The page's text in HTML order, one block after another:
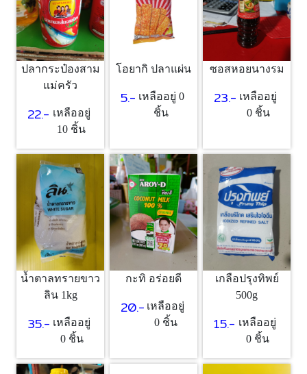
ปลากระป๋องสาม
แม่ครัว
22.- เหลืออยู่
10 ชิ้น
โอยากิ ปลาแผ่น
5.- เหลืออยู่ 0
ชิ้น
ซอสหอยนางรม
23.- เหลืออยู่
0 ชิ้น
น้ำตาลทรายขาว
ลิน 1kg
35.- เหลืออยู่
0 ชิ้น
กะทิ อร่อยดี
20.- เหลืออยู่
0 ชิ้น
เกลือปรุงทิพย์
500g
15.- เหลืออยู่
0 ชิ้น